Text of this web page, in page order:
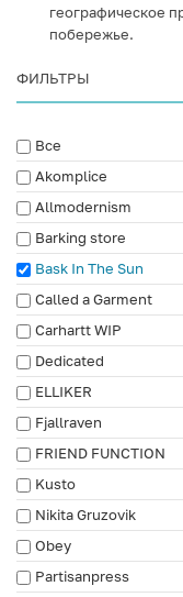
географическое
побережье.
ФИЛЬТРЫ
Все
Akomplice
Allmodernism
Barking store
Bask In The Sun
Called a Garment
Carhartt WIP
Dedicated
ELLIKER
Fjallraven
FRIEND FUNCTION
Kusto
Nikita Gruzovik
Obey
Partisanpress